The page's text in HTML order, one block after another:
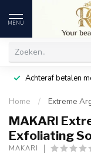
MENU
Achteraf betalen
Home / Extreme
MAKARI
Exfoliating
MAKARI